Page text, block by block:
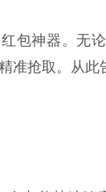
包神器。无
抢取。从此